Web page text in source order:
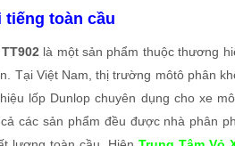
toàn cầu
là một sản phẩm thuộc thương
Tại Việt Nam, thị trường môtô phân
lốp Dunlop chuyên dụng cho xe
các sản phẩm đều được nhà phân